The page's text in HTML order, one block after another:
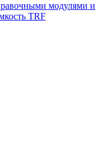
модулями и
TRF